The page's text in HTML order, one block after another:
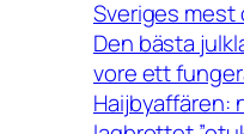
Sveriges mest
Den bästa
vore ett
Haijbyaffären: